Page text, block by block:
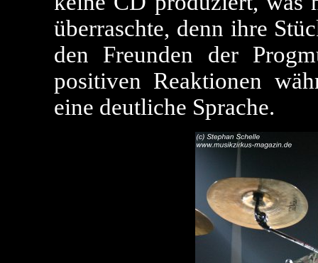
überraschte, denn ihre
den Freunden der
positiven Reaktionen
eine deutliche Sprache.